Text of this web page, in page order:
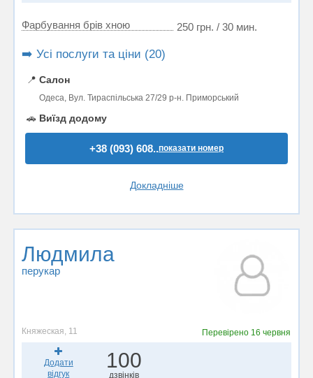
Фарбування брів хною 250 грн. / 30 мин.
➡️ Усі послуги та ціни (20)
📍 Салон
Одеса, Вул. Тираспільська 27/29 р-н. Приморський
🚗 Виїзд додому
+38 (093) 608..показати номер
Докладніше
Людмила
перукар
Княжеская, 11 Перевірено 16 червня
Додати
відгук
100
дзвінків